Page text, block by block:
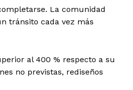
La comunidad
tránsito cada vez más
al 400 % respecto a su
no previstas, rediseños